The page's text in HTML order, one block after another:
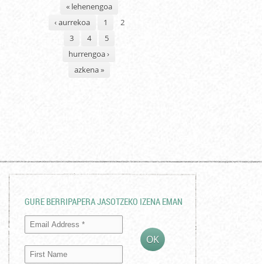
« lehenengoa
‹ aurrekoa
1
2
3
4
5
hurrengoa ›
azkena »
GURE BERRIPAPERA JASOTZEKO IZENA EMAN